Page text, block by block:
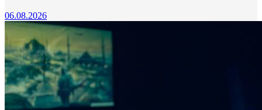
06.08.2026